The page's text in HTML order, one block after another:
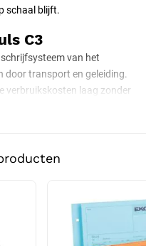
schaal blijft.
C3
van het
door transport en geleiding.
verbruikskosten laag zonder
curve.